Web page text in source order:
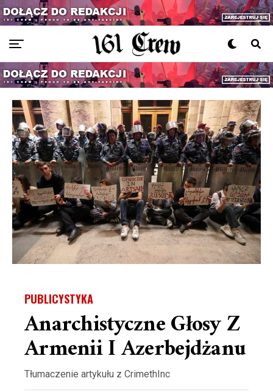
PUBLICYSTYKA
Anarchistyczne Głosy Z
Armenii I Azerbejdżanu
Tłumaczenie artykułu z CrimethInc